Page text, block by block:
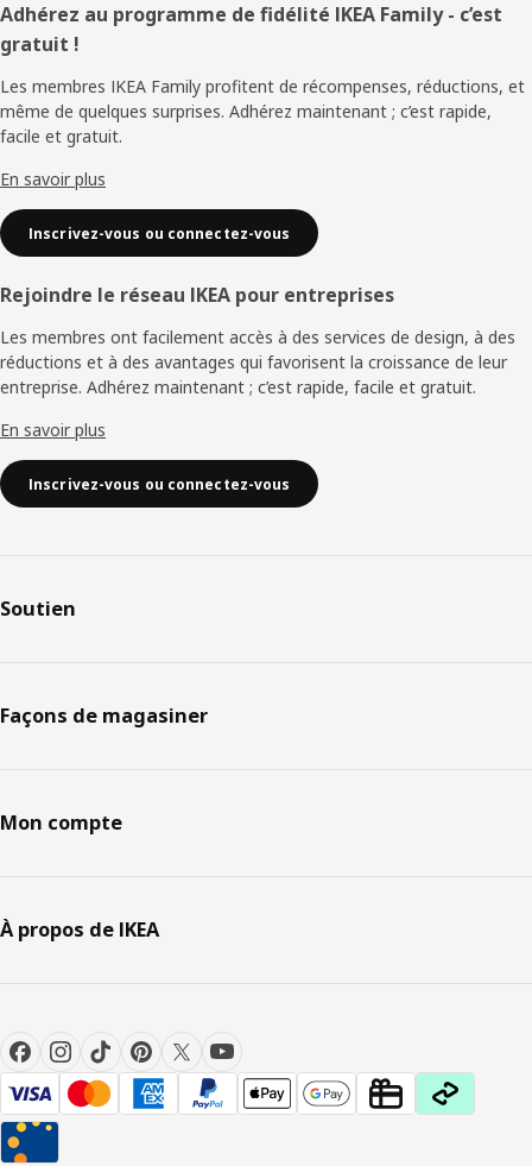
Pied
de
page
Adhérez au programme de fidélité IKEA Family - c’est
gratuit !
Les membres IKEA Family profitent de récompenses, réductions, et
même de quelques surprises. Adhérez maintenant ; c’est rapide,
facile et gratuit.
En savoir plus
Inscrivez-vous ou connectez-vous
Rejoindre le réseau IKEA pour entreprises
Les membres ont facilement accès à des services de design, à des
réductions et à des avantages qui favorisent la croissance de leur
entreprise. Adhérez maintenant ; c’est rapide, facile et gratuit.
En savoir plus
Inscrivez-vous ou connectez-vous
Soutien
Façons de magasiner
Mon compte
À propos de IKEA